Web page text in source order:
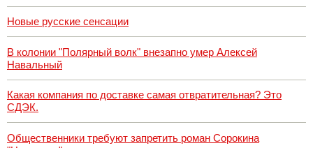
Новые русские сенсации
В колонии "Полярный волк" внезапно умер Алексей
Навальный
Какая компания по доставке самая отвратительная? Это
СДЭК.
Общественники требуют запретить роман Сорокина